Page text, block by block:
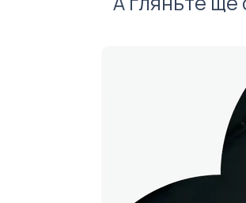
Склад:
Розмір:
Не
Не